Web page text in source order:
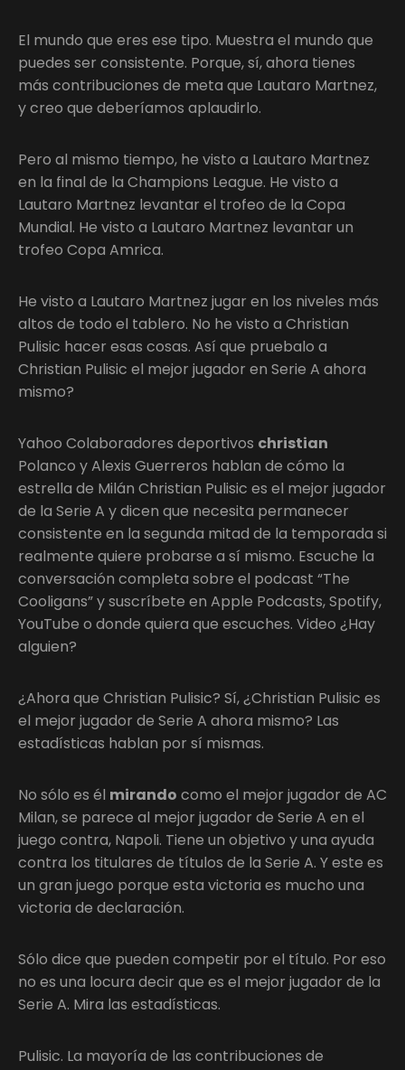
El mundo que eres ese tipo. Muestra el mundo que
puedes ser consistente. Porque, sí, ahora tienes
más contribuciones de meta que Lautaro Martnez,
y creo que deberíamos aplaudirlo.
Pero al mismo tiempo, he visto a Lautaro Martnez
en la final de la Champions League. He visto a
Lautaro Martnez levantar el trofeo de la Copa
Mundial. He visto a Lautaro Martnez levantar un
trofeo Copa Amrica.
He visto a Lautaro Martnez jugar en los niveles más
altos de todo el tablero. No he visto a Christian
Pulisic hacer esas cosas. Así que pruebalo a
Christian Pulisic el mejor jugador en Serie A ahora
mismo?
Yahoo Colaboradores deportivos christian
Polanco y Alexis Guerreros hablan de cómo la
estrella de Milán Christian Pulisic es el mejor jugador
de la Serie A y dicen que necesita permanecer
consistente en la segunda mitad de la temporada si
realmente quiere probarse a sí mismo. Escuche la
conversación completa sobre el podcast “The
Cooligans” y suscríbete en Apple Podcasts, Spotify,
YouTube o donde quiera que escuches. Video ¿Hay
alguien?
¿Ahora que Christian Pulisic? Sí, ¿Christian Pulisic es
el mejor jugador de Serie A ahora mismo? Las
estadísticas hablan por sí mismas.
No sólo es él mirando como el mejor jugador de AC
Milan, se parece al mejor jugador de Serie A en el
juego contra, Napoli. Tiene un objetivo y una ayuda
contra los titulares de títulos de la Serie A. Y este es
un gran juego porque esta victoria es mucho una
victoria de declaración.
Sólo dice que pueden competir por el título. Por eso
no es una locura decir que es el mejor jugador de la
Serie A. Mira las estadísticas.
Pulisic. La mayoría de las contribuciones de